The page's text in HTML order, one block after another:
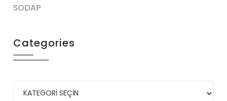
SODAP
Categories